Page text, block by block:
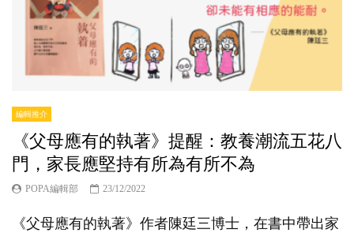
編輯推介
《父母應有的執著》提醒：教養潮流五花八
門，家長應堅持有所為有所不為
POPA編輯部 23/12/2022
《父母應有的執著》作者陳廷三博士，在書中帶出家